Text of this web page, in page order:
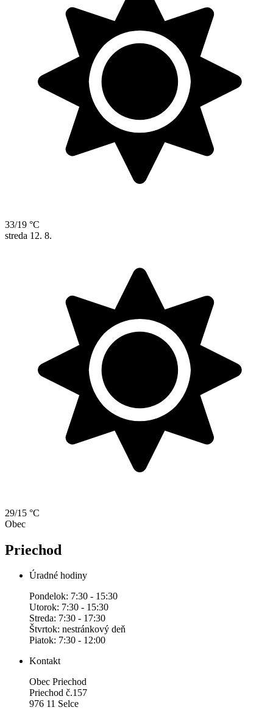
33/19 °C
streda 12. 8.
29/15 °C
Obec
Priechod
Úradné hodiny
Pondelok: 7:30 - 15:30
Utorok: 7:30 - 15:30
Streda: 7:30 - 17:30
Štvrtok: nestránkový deň
Piatok: 7:30 - 12:00
Kontakt
Obec Priechod
Priechod č.157
976 11 Selce